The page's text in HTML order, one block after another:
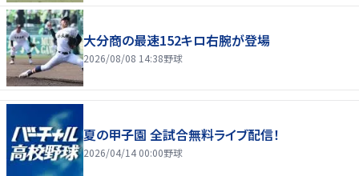
大分商の最速152キロ右腕が登場
2026/08/08 14:38野球
夏の甲子園 全試合無料ライブ配信！
2026/04/14 00:00野球